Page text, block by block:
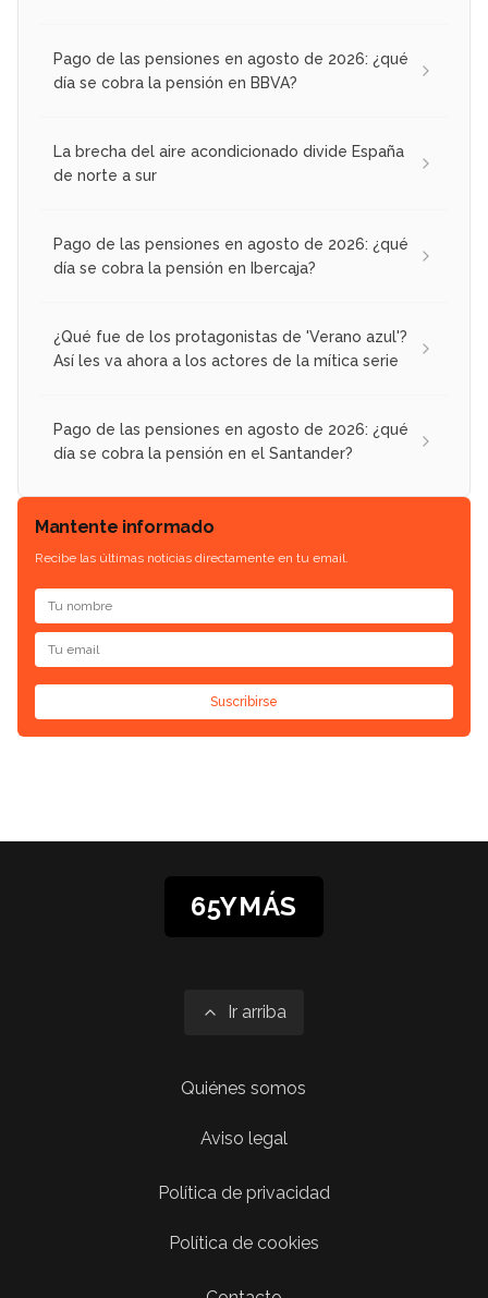
Pago de las pensiones en agosto de 2026: ¿qué
día se cobra la pensión en BBVA?
La brecha del aire acondicionado divide España
de norte a sur
Pago de las pensiones en agosto de 2026: ¿qué
día se cobra la pensión en Ibercaja?
¿Qué fue de los protagonistas de 'Verano azul'?
Así les va ahora a los actores de la mítica serie
Pago de las pensiones en agosto de 2026: ¿qué
día se cobra la pensión en el Santander?
Mantente informado
Recibe las últimas noticias directamente en tu email.
Suscribirse
65YMÁS
Ir arriba
Quiénes somos
Aviso legal
Política de privacidad
Política de cookies